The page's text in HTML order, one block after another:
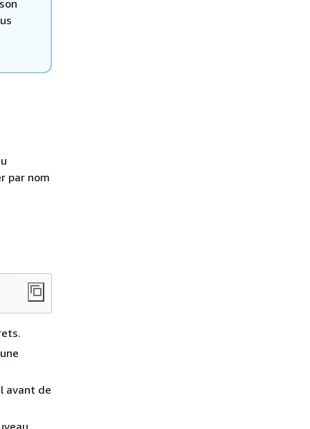
par nom
avant de